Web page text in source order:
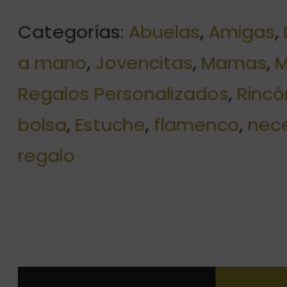
Categorías: Abuelas, Amigas,
a mano, Jovencitas, Mamas,
Regalos Personalizados,
bolsa, Estuche, flamenco,
regalo